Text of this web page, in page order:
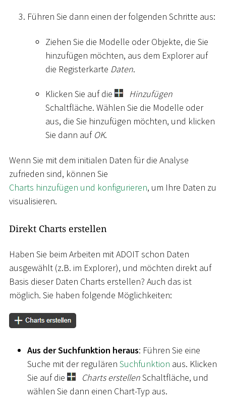
Führen Sie dann einen der folgenden Schritte aus:
Ziehen Sie die Modelle oder Objekte, die Sie
hinzufügen möchten, aus dem Explorer auf
die Registerkarte Daten.
Klicken Sie auf die
Hinzufügen
Schaltfläche. Wählen Sie die Modelle oder
aus, die Sie hinzufügen möchten, und klicken
Sie dann auf OK.
Wenn Sie mit dem initialen Daten für die Analyse
zufrieden sind, können Sie
Charts hinzufügen und konfigurieren, um Ihre Daten zu
visualisieren.
Direkt Charts erstellen
Haben Sie beim Arbeiten mit ADOIT schon Daten
ausgewählt (z.B. im Explorer), und möchten direkt auf
Basis dieser Daten Charts erstellen? Auch das ist
möglich. Sie haben folgende Möglichkeiten:
Aus der Suchfunktion heraus: Führen Sie eine
Suche mit der regulären Suchfunktion aus. Klicken
Sie auf die
Charts erstellenSchaltfläche, und
wählen Sie dann einen Chart-Typ aus.